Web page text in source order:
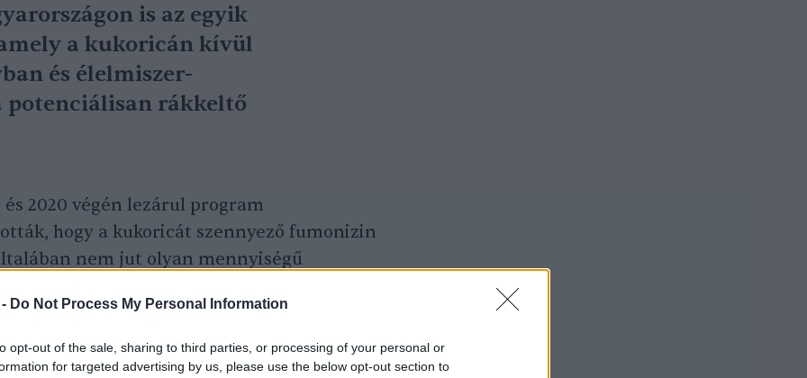
Do Not Process My Personal Information
opt-out of the sale, sharing to third parties, or processing of your personal or
for targeted advertising by us, please use the below opt-out section to
is az egyik
a kukoricán kívül
és élelmiszer-
potenciálisan rákkeltő
2020 végén lezárul program
hogy a kukoricát szennyező fumonizin
nem jut olyan mennyiségű
amely meghaladja a tolerálható